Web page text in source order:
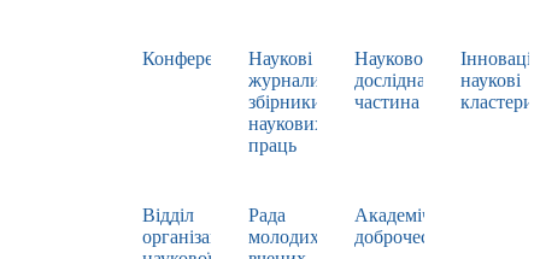
Конференції
Наукові
журнали,
збірники
наукових
праць
Науково-
дослідна
частина
наукові
кластери
Відділ
організації
Рада
молодих
Академічна
доброчесність